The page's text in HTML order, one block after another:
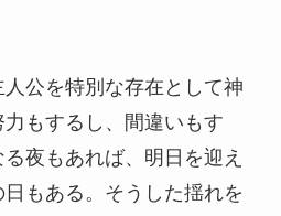
公を特別な存在として神
もするし、間違いもす
夜もあれば、明日を迎え
もある。そうした揺れを